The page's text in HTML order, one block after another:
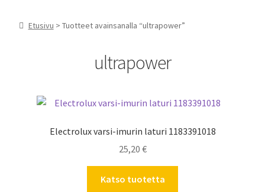
Asiakaspalvelu
Etusivu > Tuotteet avainsanalla “ultrapower”
ultrapower
Electrolux varsi-imurin laturi 1183391018
25,20 €
Katso tuotetta